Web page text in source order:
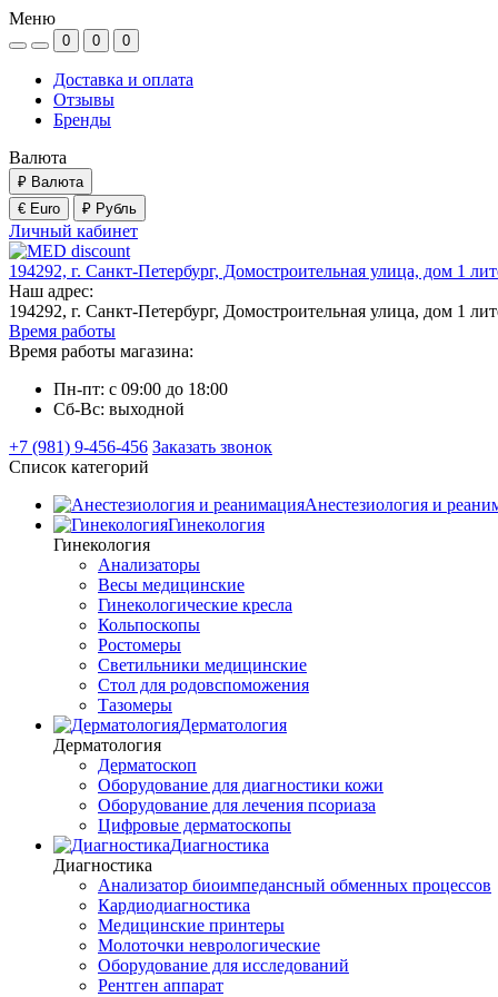
Меню
0 0 0
Доставка и оплата
Отзывы
Бренды
Валюта
₽ Валюта
€ Euro
₽ Рубль
Личный кабинет
194292, г. Санкт-Петербург, Домостроительная улица, дом 1
Наш адрес:
194292, г. Санкт-Петербург, Домостроительная улица, дом 1
Время работы
Время работы магазина:
Пн-пт: с 09:00 до 18:00
Сб-Вс: выходной
+7 (981) 9-456-456 Заказать звонок
Список категорий
Анестезиология и
Гинекология
Гинекология
Анализаторы
Весы медицинские
Гинекологические кресла
Кольпоскопы
Ростомеры
Светильники медицинские
Стол для родовспоможения
Тазомеры
Дерматология
Дерматология
Дерматоскоп
Оборудование для диагностики кожи
Оборудование для лечения псориаза
Цифровые дерматоскопы
Диагностика
Диагностика
Анализатор биоимпедансный обменных процессов
Кардиодиагностика
Медицинские принтеры
Молоточки неврологические
Оборудование для исследований
Рентген аппарат